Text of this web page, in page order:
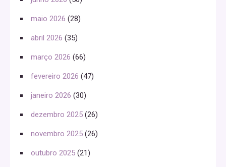
maio 2026 (28)
abril 2026 (35)
março 2026 (66)
fevereiro 2026 (47)
janeiro 2026 (30)
dezembro 2025 (26)
novembro 2025 (26)
outubro 2025 (21)